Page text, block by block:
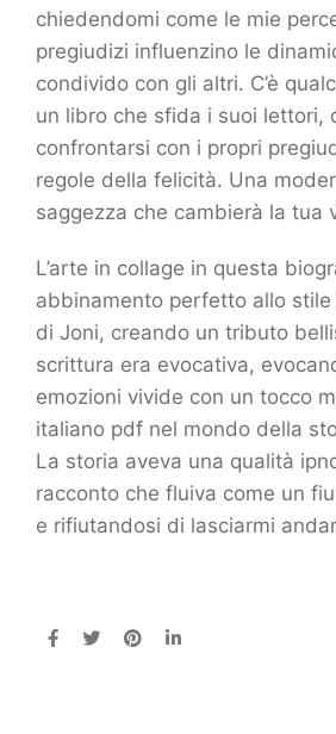
chiedendomi come le mie
pregiudizi influenzino le
condivido con gli altri. C’è
un libro che sfida i suoi lettori,
confrontarsi con i propri
regole della felicità. Una
saggezza che cambierà la tua
L’arte in collage in questa
abbinamento perfetto allo stile
di Joni, creando un tributo
scrittura era evocativa,
emozioni vivide con un tocco
italiano pdf nel mondo della
La storia aveva una qualità
racconto che fluiva come un
e rifiutandosi di lasciarmi